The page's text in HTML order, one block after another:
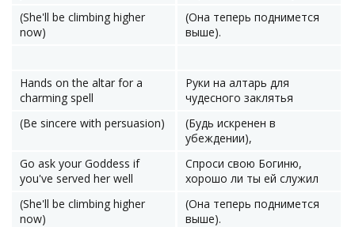
(She'll be climbing higher
now)
(Она теперь поднимется
выше).
Hands on the altar for a
charming spell
Руки на алтарь для
чудесного заклятья
(Be sincere with persuasion)
(Будь искренен в
убеждении),
Go ask your Goddess if
you've served her well
Спроси свою Богиню,
хорошо ли ты ей служил
(She'll be climbing higher
now)
(Она теперь поднимется
выше).